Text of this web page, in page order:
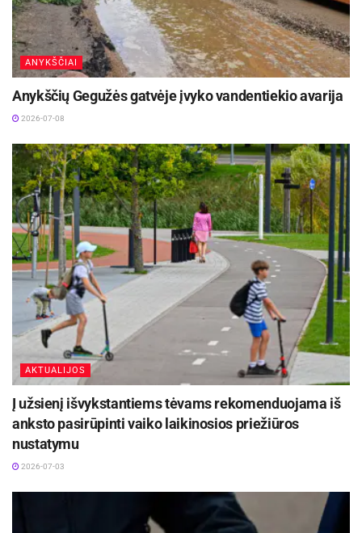
Teisinės smulkiojo ir vidutinio verslo
konsultacijos– UAB “Justicija”
ANYKŠČIAI
Anykščių Gegužės gatvėje įvyko vandentiekio avarija
2026-07-08
AKTUALIJOS
Į užsienį išvykstantiems tėvams rekomenduojama iš
anksto pasirūpinti vaiko laikinosios priežiūros
nustatymu
2026-07-03